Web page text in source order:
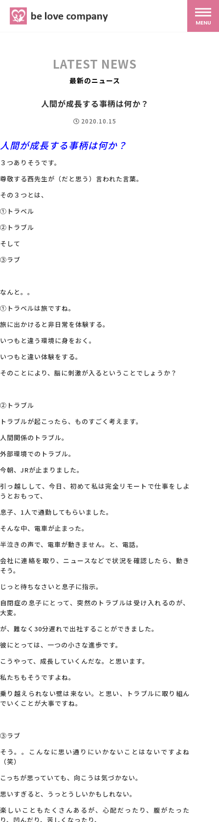
MENU
MG研修
スタッフ紹介
最新ブログ
会社概要
採用情報
LATEST NEWS
最新のニュース
人間が成長する事柄は何か？
2020.10.15
人間が成長する事柄は何か？
３つありそうです。
尊敬する西先生が（だと思う）言われた言葉。
その３つとは、
①トラベル
②トラブル
そして
③ラブ
なんと。。
①トラベルは旅ですね。
旅に出かけると非日常を体験する。
いつもと違う環境に身をおく。
いつもと違い体験をする。
そのことにより、脳に刺激が入るということでしょうか？
②トラブル
トラブルが起こったら、ものすごく考えます。
人間関係のトラブル。
外部環境でのトラブル。
今朝、JRが止まりました。
引っ越しして、今日、初めて私は完全リモートで仕事をしよ
うとおもって、
息子、1人で通勤してもらいました。
そんな中、電車が止まった。
半泣きの声で、電車が動きません。と、電話。
会社に連絡を取り、ニュースなどで状況を確認したら、動き
そう。
じっと待ちなさいと息子に指示。
自閉症の息子にとって、突然のトラブルは受け入れるのが、
大変。
が、難なく30分遅れで出社することができました。
彼にとっては、一つの小さな進歩です。
こうやって、成長していくんだな。と思います。
私たちもそうですよね。
乗り越えられない壁は来ない。と思い、トラブルに取り組ん
でいくことが大事ですね。
③ラブ
そう。。こんなに思い通りにいかないことはないですよね
（笑）
こっちが思っていても、向こうは気づかない。
思いすぎると、うっとうしいかもしれない。
楽しいこともたくさんあるが、心配だったり、腹がたった
り、凹んだり、苦しくなったり、